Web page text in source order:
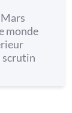
monde
scrutin